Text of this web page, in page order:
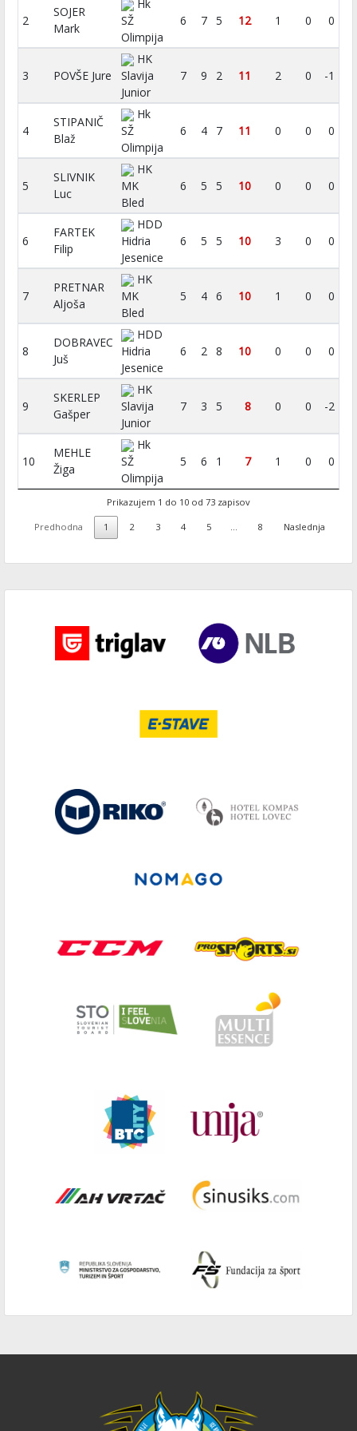
2
SOJER
Mark
Hk
SŽ
Olimpija
6 7 5 12 1 0 0
3 POVŠE Jure
HK
Slavija
Junior
7 9 2 11 2 0 -1
4
STIPANIČ
Blaž
Hk
SŽ
Olimpija
6 4 7 11 0 0 0
5
SLIVNIK
Luc
HK
MK
Bled
6 5 5 10 0 0 0
6
FARTEK
Filip
HDD
Hidria
Jesenice
6 5 5 10 3 0 0
7
PRETNAR
Aljoša
HK
MK
Bled
5 4 6 10 1 0 0
8
DOBRAVEC
Juš
HDD
Hidria
Jesenice
6 2 8 10 0 0 0
9
SKERLEP
Gašper
HK
Slavija
Junior
7 3 5 8 0 0 -2
10
MEHLE
Žiga
Hk
SŽ
Olimpija
5 6 1 7 1 0 0
Prikazujem 1 do 10 od 73 zapisov
Predhodna 1 2 3 4 5 … 8 Naslednja